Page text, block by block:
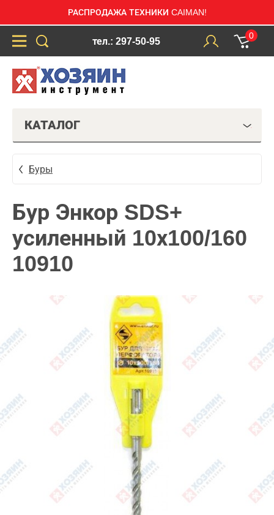
РАСПРОДАЖА ТЕХНИКИ CAIMAN!
тел.: 297-50-95
0
КАТАЛОГ
Буры
Бур Энкор SDS+
усиленный 10х100/160
10910